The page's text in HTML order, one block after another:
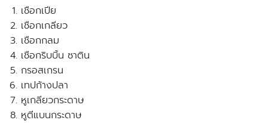
เชือกเปีย
เชือกเกลียว
เชือกกลม
เชือกริบบิ้น ซาติน
กรอสเกรน
เทปก้างปลา
หูเกลียวกระดาษ
หูตีแบนกระดาษ